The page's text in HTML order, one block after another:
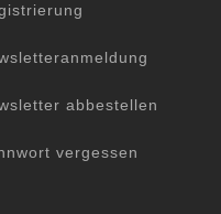
abbestellen
vergessen